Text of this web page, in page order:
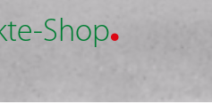
Shop.